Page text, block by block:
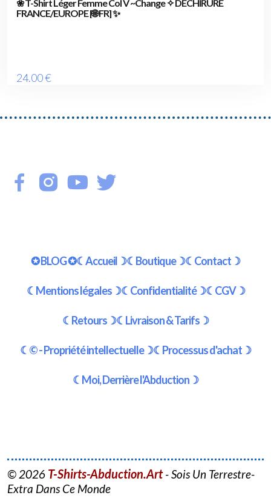
❀ T-Shirt Léger Femme Col V ~Change ✧ DÉCHIRURE
FRANCE/EUROPE [🌐 FR] ✨
24.00€
✪ BLOG ✪☾Accueil☽☾Boutique☽☾Contact☽
☾Mentions légales☽☾Confidentialité☽☾CGV☽
☾Retours☽☾Livraison & Tarifs☽
☾© - Propriété intellectuelle☽☾Processus d'achat☽
☾Moi, Derrière l'Abduction☽
© 2026 T-Shirts-Abduction.Art- Sois Un Terrestre-
Extra Dans Ce Monde